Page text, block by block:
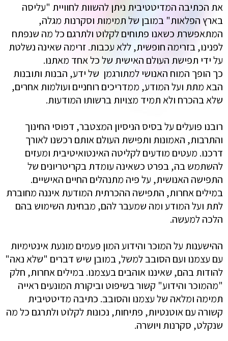
את הכתיבה המדיטטיבית ניתן להשוות לחוויית "עליסה
בארץ הפלאות" במובן של תמימות וסקרנות מגלה,
המתאפשרת כשאנו פתוחים לקלוט ולתרגם כל מה שנפתח
לפנינו, בזרימה חופשית, ללא עכבות. זרימה שאינה נשלטת
על ידי תפישת העולם האישית של כל אחד מאתנו.
כך הופך המוח האנושי למתורגמן של ידע, הבנות ותובנות
הבא מתת ועל המודע, ממדריכים רוחניים ועולמות אחרים,
שלא בהכרח ולא תמיד מצויות ברשותו המודעות.
רובנו פועלים על בסיס הניסיון המצטבר, דפוסי החינוך
והתרבות, האמונות ותפישת העולם אותם רכשנו לאורך
דרכנו. מעטים מודעים לקליטה האינטואיטיבית ומעזים
להשתמש בה, בפרט כשאינה עומדת בקריטריונים של
התפישה האנושית, על פיה מתנהלים החיים האישיים.
במילים אחרות, התפישה ההכרתית המודעת איננה מחוברת
לתת ועל המודע ומה שמעבר להם, מבחינת השימוש בהם
הלכה למעשה.
ההישענות על המוכר והידוע המון פעמים מונעת אינטימיות
עם עצמנו ועם הסובב למשל, במובן שיש דברים "שלא נאה"
להודות בהם, שאיננו אוהבים בעצמנו. במילים אחרות, חלק
"מהמוכר והידוע" קשור בשיפוט וביקורת המונעים ראייה
תמימה ומלאה של עצמנו והסובב. כתיבה מדיטטיבית
קשורה עם אוטנטיות, פתיחות, נכונות לקלוט ולתרגם כל מה
שנקלט, סקרנות ויושרה.